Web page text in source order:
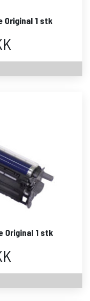
Original 1 stk
Original 1 stk